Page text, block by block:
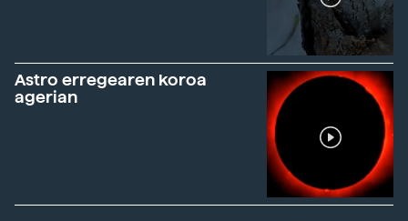
Astro erregearen koroa
agerian